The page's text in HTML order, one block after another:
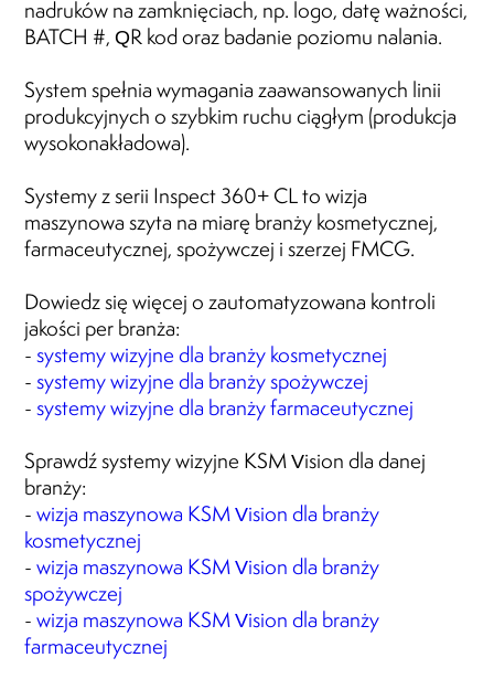
nadruków na zamknięciach, np. logo, datę ważności,
BATCH #, QR kod oraz badanie poziomu nalania.
System spełnia wymagania zaawansowanych linii
produkcyjnych o szybkim ruchu ciągłym (produkcja
wysokonakładowa).
Systemy z serii Inspect 360+ CL to wizja
maszynowa szyta na miarę branży kosmetycznej,
farmaceutycznej, spożywczej i szerzej FMCG.
Dowiedz się więcej o zautomatyzowana kontroli
jakości per branża:
-systemy wizyjne dla branży kosmetycznej
-systemy wizyjne dla branży spożywczej
-systemy wizyjne dla branży farmaceutycznej
Sprawdź systemy wizyjne KSM Vision dla danej
branży:
-wizja maszynowa KSM Vision dla branży
kosmetycznej
-wizja maszynowa KSM Vision dla branży
spożywczej
-wizja maszynowa KSM Vision dla branży
farmaceutycznej